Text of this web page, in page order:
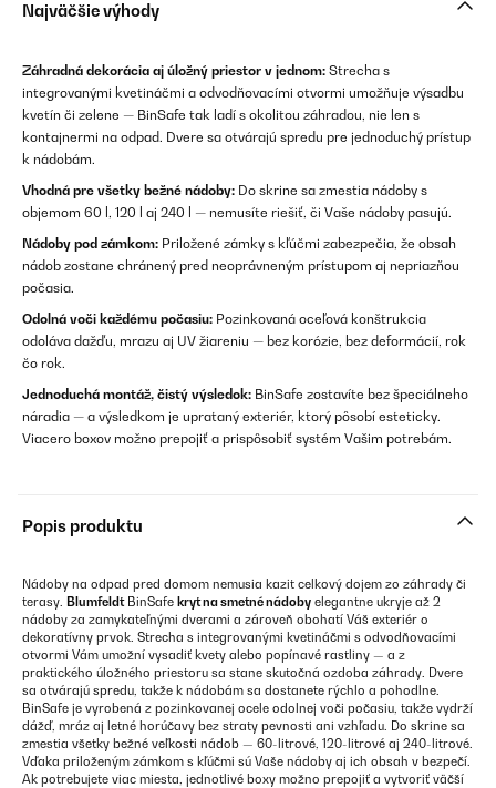
Najväčšie výhody
Záhradná dekorácia aj úložný priestor v jednom: Strecha s
integrovanými kvetináčmi a odvodňovacími otvormi umožňuje výsadbu
kvetín či zelene — BinSafe tak ladí s okolitou záhradou, nie len s
kontajnermi na odpad. Dvere sa otvárajú spredu pre jednoduchý prístup
k nádobám.
Vhodná pre všetky bežné nádoby: Do skrine sa zmestia nádoby s
objemom 60 l, 120 l aj 240 l — nemusíte riešiť, či Vaše nádoby pasujú.
Nádoby pod zámkom: Priložené zámky s kľúčmi zabezpečia, že obsah
nádob zostane chránený pred neoprávneným prístupom aj nepriazňou
počasia.
Odolná voči každému počasiu: Pozinkovaná oceľová konštrukcia
odoláva dažďu, mrazu aj UV žiareniu — bez korózie, bez deformácií, rok
čo rok.
Jednoduchá montáž, čistý výsledok: BinSafe zostavíte bez špeciálneho
náradia — a výsledkom je uprataný exteriér, ktorý pôsobí esteticky.
Viacero boxov možno prepojiť a prispôsobiť systém Vašim potrebám.
Popis produktu
Nádoby na odpad pred domom nemusia kazit celkový dojem zo záhrady či
terasy. BlumfeldtBinSafe kryt na smetné nádoby elegantne ukryje až 2
nádoby za zamykateľnými dverami a zároveň obohatí Váš exteriér o
dekoratívny prvok. Strecha s integrovanými kvetináčmi s odvodňovacími
otvormi Vám umožní vysadiť kvety alebo popínavé rastliny — a z
praktického úložného priestoru sa stane skutočná ozdoba záhrady. Dvere
sa otvárajú spredu, takže k nádobám sa dostanete rýchlo a pohodlne.
BinSafe je vyrobená z pozinkovanej ocele odolnej voči počasiu, takže vydrží
dážď, mráz aj letné horúčavy bez straty pevnosti ani vzhľadu. Do skrine sa
zmestia všetky bežné veľkosti nádob — 60-litrové, 120-litrové aj 240-litrové.
Vďaka priloženým zámkom s kľúčmi sú Vaše nádoby aj ich obsah v bezpečí.
Ak potrebujete viac miesta, jednotlivé boxy možno prepojiť a vytvoriť väčší